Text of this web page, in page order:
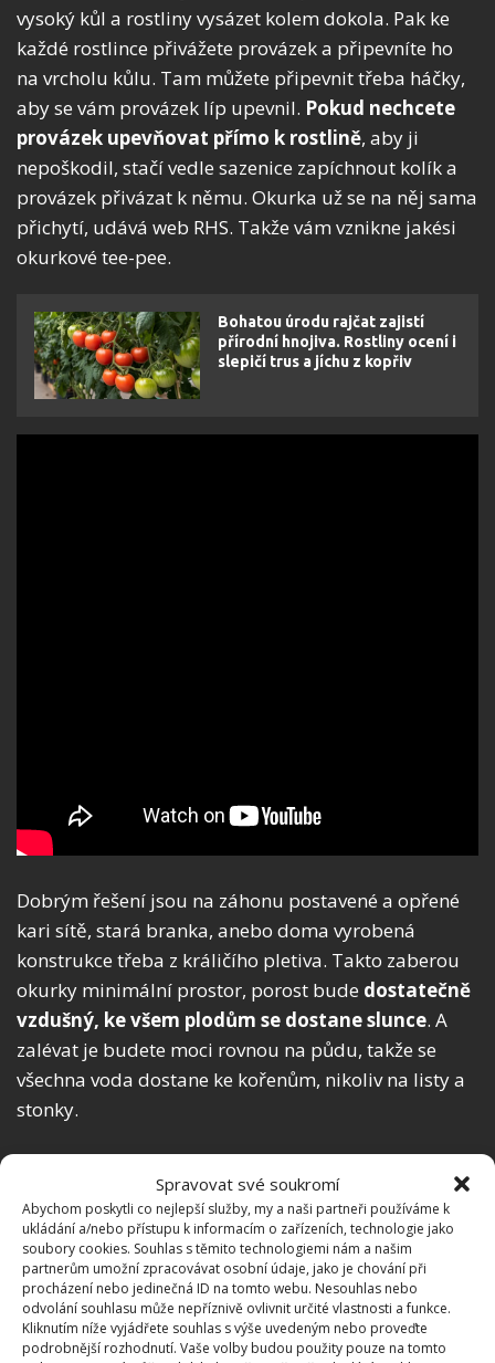
Spravovat své soukromí
Abychom poskytli co nejlepší služby, my a naši partneři používáme k
ukládání a/nebo přístupu k informacím o zařízeních, technologie jako
soubory cookies. Souhlas s těmito technologiemi nám a našim
partnerům umožní zpracovávat osobní údaje, jako je chování při
procházení nebo jedinečná ID na tomto webu. Nesouhlas nebo
odvolání souhlasu může nepříznivě ovlivnit určité vlastnosti a funkce.
Kliknutím níže vyjádřete souhlas s výše uvedeným nebo proveďte
podrobnější rozhodnutí. Vaše volby budou použity pouze na tomto
vysoký kůl a rostliny vysázet kolem dokola. Pak ke
každé rostlince přivážete provázek a připevníte ho
na vrcholu kůlu. Tam můžete připevnit třeba háčky,
aby se vám provázek líp upevnil. Pokud nechcete
provázek upevňovat přímo k rostlině, aby ji
nepoškodil, stačí vedle sazenice zapíchnout kolík a
provázek přivázat k němu. Okurka už se na něj sama
přichytí, udává web RHS. Takže vám vznikne jakési
okurkové tee-pee.
Bohatou úrodu rajčat zajistí
přírodní hnojiva. Rostliny ocení i
slepičí trus a jíchu z kopřiv
Dobrým řešení jsou na záhonu postavené a opřené
kari sítě, stará branka, anebo doma vyrobená
konstrukce třeba z králičího pletiva. Takto zaberou
okurky minimální prostor, porost bude dostatečně
vzdušný, ke všem plodům se dostane slunce. A
zalévat je budete moci rovnou na půdu, takže se
všechna voda dostane ke kořenům, nikoliv na listy a
stonky.
I ve skleníku to budete mít s vyvázáním okurek
snadné. Prostě opět natáhnete provázek a ten
upevníte v horní konstrukci a dole k sazenici. Na
BydlímeÚtulně jsme rovněž napsali, že si na
zahradě můžetevypěstovat melouny.
Zdroje: SmakDnia ,RHS